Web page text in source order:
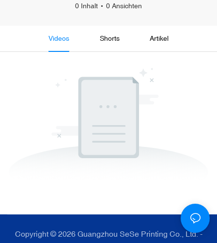
0 Inhalt 0 Ansichten
Videos Shorts Artikel
Copyright © 2026 Guangzhou SeSe Printing Co., Ltd. -